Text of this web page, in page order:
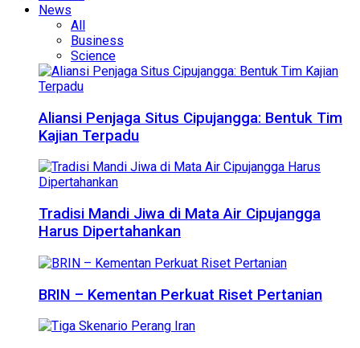
News
All
Business
Science
Aliansi Penjaga Situs Cipujangga: Bentuk Tim
Kajian Terpadu
Tradisi Mandi Jiwa di Mata Air Cipujangga
Harus Dipertahankan
BRIN – Kementan Perkuat Riset Pertanian